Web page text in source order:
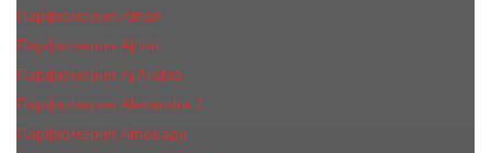
Парфюмерия Afnan
Парфюмерия Ajmal
Парфюмерия Aj Arabia
Парфюмерия Alexandre J.
Парфюмерия Amouage